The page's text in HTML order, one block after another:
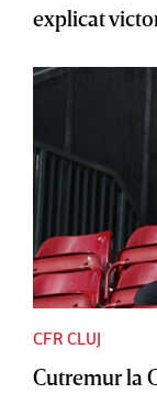
explicat
CFR CLUJ
Cutremur la